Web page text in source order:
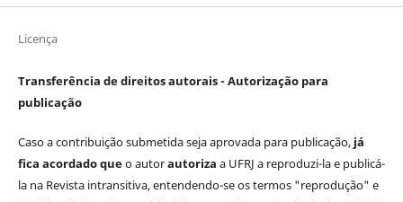
Licença
Transferência de direitos autorais - Autorização para
publicação
Caso a contribuição submetida seja aprovada para publicação, já
fica acordado queo autorautoriza a UFRJ a reproduzi-la e publicá-
la na Revista intransitiva, entendendo-se os termos "reprodução" e